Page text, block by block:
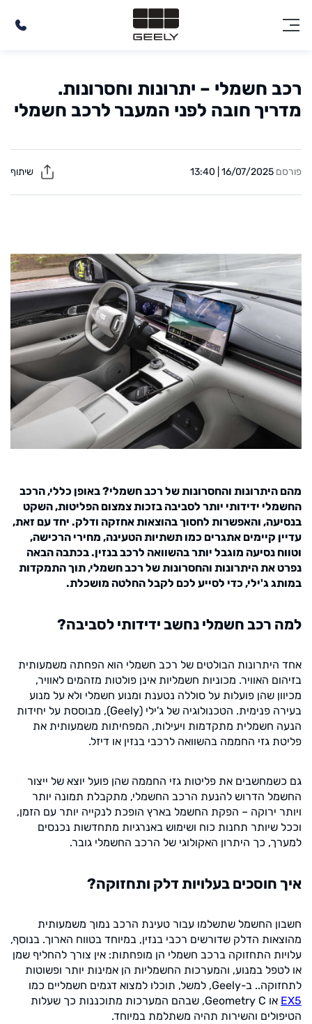
רכב חשמלי – יתרונות וחסרונות.
מדריך חובה לפני המעבר לרכב חשמלי
פורסם 16/07/2025 | 13:40
מהם היתרונות והחסרונות של רכב חשמלי? באופן כללי, הרכב
החשמלי ידידותי יותר לסביבה בזכות צמצום הפליטות, השקט
בנסיעה, והאפשרות לחסוך בהוצאות אחזקה ודלק. יחד עם זאת,
עדיין קיימים אתגרים כמו תשתיות הטעינה, מחירי הרכישה,
וטווח נסיעה מוגבל יותר בהשוואה לרכב בנזין. בכתבה הבאה
נפרט את היתרונות והחסרונות של רכב חשמלי, תוך התמקדות
במותג ג'ילי, כדי לסייע לכם לקבל החלטה מושכלת.
למה רכב חשמלי נחשב ידידותי לסביבה?
אחד היתרונות הבולטים של רכב חשמלי הוא הפחתה משמעותית
בזיהום האוויר. מכוניות חשמליות אינן פולטות מזהמים לאוויר,
מכיוון שהן פועלות על סוללה נטענת ומנוע חשמלי ולא על מנוע
בעירה פנימית. הטכנולוגיה של ג'ילי (Geely), מבוססת על יחידות
הנעה חשמלית מתקדמות ויעילות, המפחיתות משמעותית את
פליטת גזי החממה בהשוואה לרכבי בנזין או דיזל.
גם כשמחשבים את פליטות גזי החממה שהן פועל יוצא של ייצור
החשמל הדרוש להנעת הרכב החשמלי, מתקבלת תמונה יותר
ויותר ירוקה – הפקת החשמל בארץ הופכת לנקייה יותר עם הזמן,
וככל שיותר תחנות כוח ושימוש באנרגיות מתחדשות נכנסים
למערך, כך היתרון האקולוגי של הרכב החשמלי גובר.
איך חוסכים בעלויות דלק ותחזוקה?
חשבון החשמל שתשלמו עבור טעינת הרכב נמוך משמעותית
מהוצאות הדלק שדורשים רכבי בנזין, במיוחד בטווח הארוך. בנוסף,
עלויות התחזוקה ברכב חשמלי הן מופחתות: אין צורך להחליף שמן
או לטפל במנוע, והמערכות החשמליות הן אמינות יותר ופשוטות
לתחזוקה.. ב-Geely, למשל, תוכלו למצוא דגמים חשמליים כמו
EX5
או Geometry C, שבהם המערכות מתוכננות כך שעלות
הטיפולים והשירות תהיה משתלמת במיוחד.